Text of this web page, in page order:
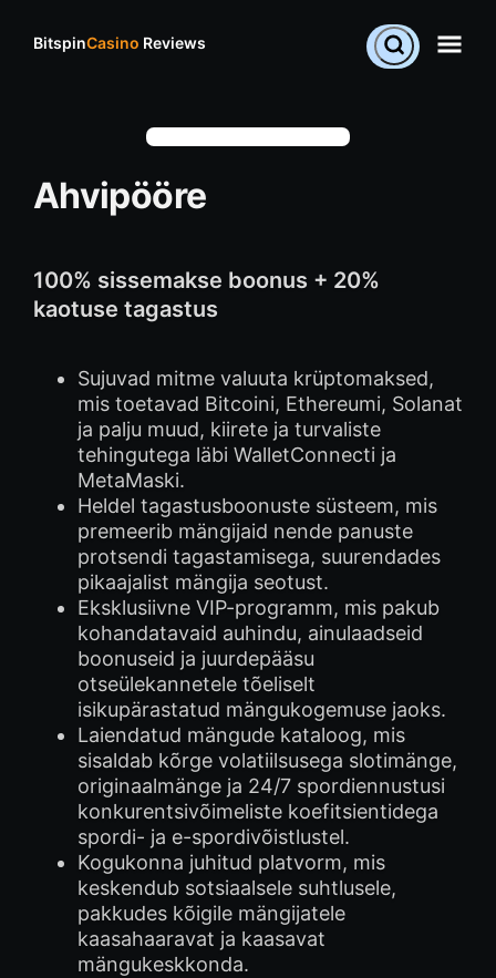
BitspinCasino Reviews
Ahvipööre
100% sissemakse boonus + 20%
kaotuse tagastus
Sujuvad mitme valuuta krüptomaksed,
mis toetavad Bitcoini, Ethereumi, Solanat
ja palju muud, kiirete ja turvaliste
tehingutega läbi WalletConnecti ja
MetaMaski.
Heldel tagastusboonuste süsteem, mis
premeerib mängijaid nende panuste
protsendi tagastamisega, suurendades
pikaajalist mängija seotust.
Eksklusiivne VIP-programm, mis pakub
kohandatavaid auhindu, ainulaadseid
boonuseid ja juurdepääsu
otseülekannetele tõeliselt
isikupärastatud mängukogemuse jaoks.
Laiendatud mängude kataloog, mis
sisaldab kõrge volatiilsusega slotimänge,
originaalmänge ja 24/7 spordiennustusi
konkurentsivõimeliste koefitsientidega
spordi- ja e-spordivõistlustel.
Kogukonna juhitud platvorm, mis
keskendub sotsiaalsele suhtlusele,
pakkudes kõigile mängijatele
kaasahaaravat ja kaasavat
mängukeskkonda.